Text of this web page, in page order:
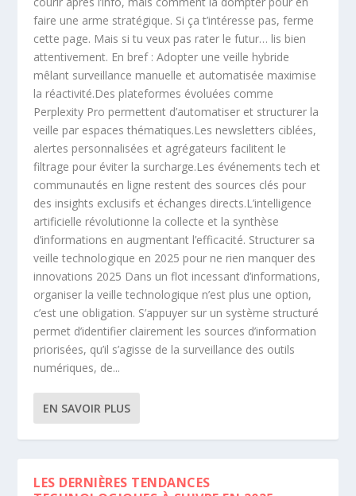
faire une arme stratégique. Si ça t’intéresse pas, ferme
cette page. Mais si tu veux pas rater le futur… lis bien
attentivement. En bref : Adopter une veille hybride
mêlant surveillance manuelle et automatisée maximise
la réactivité.Des plateformes évoluées comme
Perplexity Pro permettent d’automatiser et structurer la
veille par espaces thématiques.Les newsletters ciblées,
alertes personnalisées et agrégateurs facilitent le
filtrage pour éviter la surcharge.Les événements tech et
communautés en ligne restent des sources clés pour
des insights exclusifs et échanges directs.L’intelligence
artificielle révolutionne la collecte et la synthèse
d’informations en augmentant l’efficacité. Structurer sa
veille technologique en 2025 pour ne rien manquer des
innovations 2025 Dans un flot incessant d’informations,
organiser la veille technologique n’est plus une option,
c’est une obligation. S’appuyer sur un système structuré
permet d’identifier clairement les sources d’information
priorisées, qu’il s’agisse de la surveillance des outils
numériques, de...
EN SAVOIR PLUS
LES DERNIÈRES TENDANCES